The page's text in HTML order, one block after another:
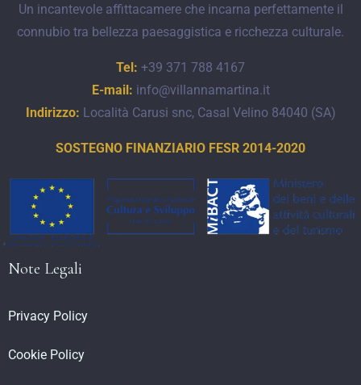
Un incantevole affittacamere che incarna perfettamente il
connubio tra bellezza paesaggistica e ricchezza culturale.
Tel: +39 371 788 4167
E-mail: info@villannamartina.it
Indirizzo: Località Carusi snc, Casal Velino 84040 (SA)
SOSTEGNO FINANZIARIO FESR 2014-2020
Note Legali
Privacy Policy
Cookie Policy
CERCA